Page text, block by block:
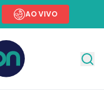
AO VIVO